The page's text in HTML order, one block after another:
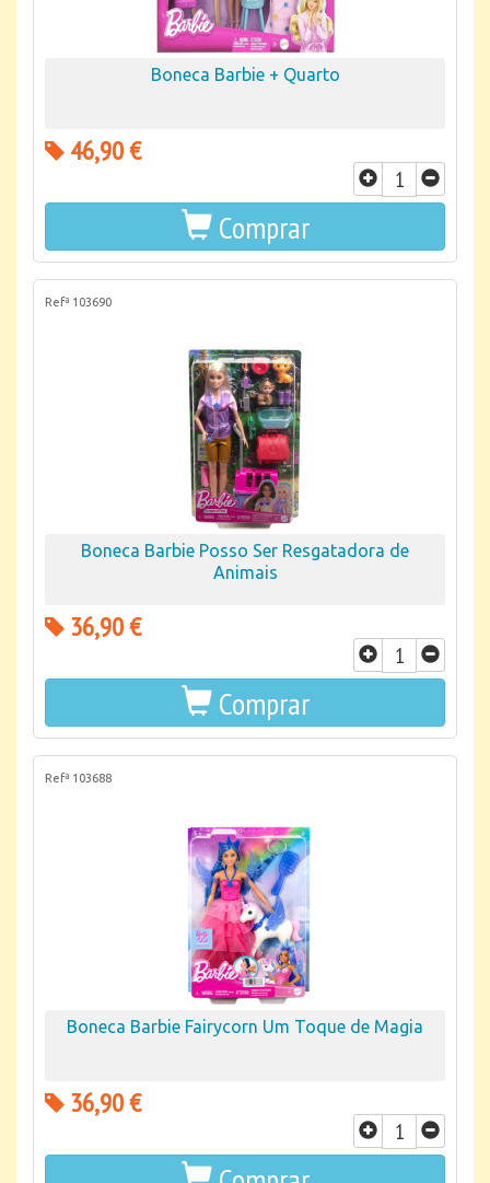
Boneca Barbie + Quarto
46,90 €
Comprar
Refª 103690
Boneca Barbie Posso Ser Resgatadora de
Animais
36,90 €
Comprar
Refª 103688
Boneca Barbie Fairycorn Um Toque de Magia
36,90 €